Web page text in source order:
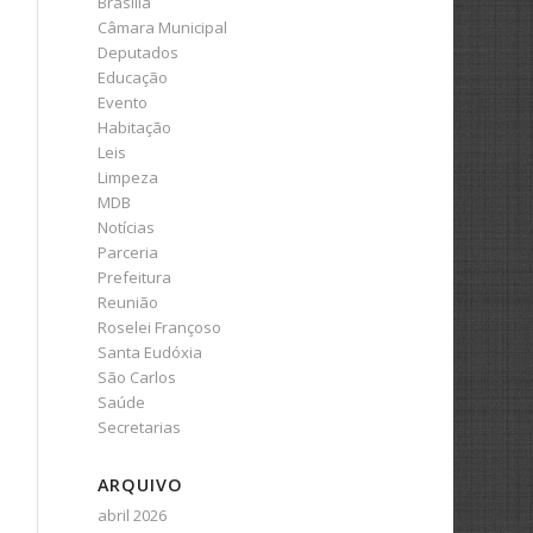
Câmara Municipal
Deputados
Educação
Evento
Habitação
Leis
Limpeza
MDB
Notícias
Parceria
Prefeitura
Reunião
Roselei Françoso
Santa Eudóxia
São Carlos
Saúde
Secretarias
ARQUIVO
abril 2026